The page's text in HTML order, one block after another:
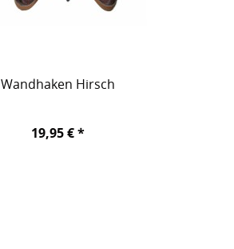
Wandhaken Hirsch
19,95 € *